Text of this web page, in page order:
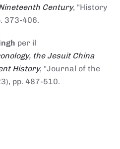
Century, "History
373-406.
per il
the Jesuit China
History, "Journal of the
pp. 487-510.